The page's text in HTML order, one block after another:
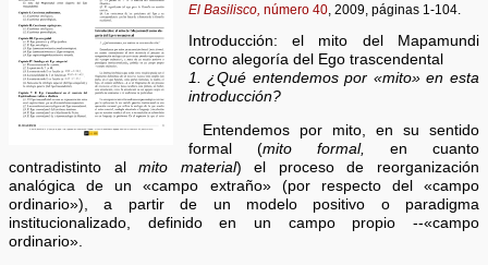
El Basilisco, número 40, 2009, páginas 1-104.
Introducción: el mito del Mapamundi
corno alegoría del Ego trascendental
1. ¿Qué entendemos por «mito» en esta
introducción?
Entendemos por mito, en su sentido
formal (mito formal, en cuanto
contradistinto almito material) el proceso de reorganización
analógica de un «campo extraño» (por respecto del «campo
ordinario»), a partir de un modelo positivo o paradigma
institucionalizado, definido en un campo propio --«campo
ordinario».